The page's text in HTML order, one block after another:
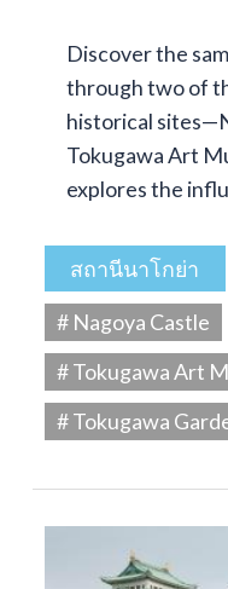
Discover the
through two of
historical
Tokugawa Art
explores the
สถานีนาโกย่า
# Nagoya Castle
# Tokugawa Art
# Tokugawa